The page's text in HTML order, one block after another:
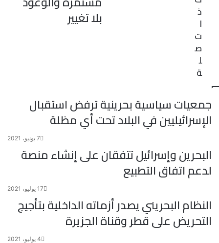
بلا تغيير ذ
ا
ت
ص
ل
ة
جمعيات سياسية بحرينية ترفض استقبال
الإسرائيليين في البلاد تحت أي مظلة
7 يونيو، 2021
البحرين وإسرائيل تتفقان على إنشاء منصة
لدعم اتفاق التطبيع
17 يوليو، 2021
النظام البحريني يصدر أزماته الداخلية بتأجيج
التحريض على قطر وقناة الجزيرة
4 يوليو، 2021